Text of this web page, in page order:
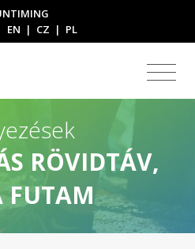
EN | CZ | PL
RÖVIDTÁV,
FUTAM